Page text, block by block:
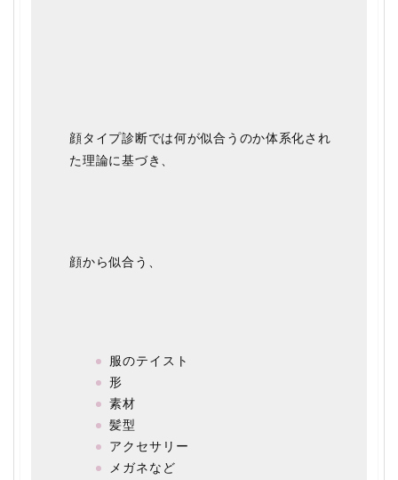
顔タイプ診断では何が似合うのか体系化され
た理論に基づき、
顔から似合う、
服のテイスト
形
素材
髪型
アクセサリー
メガネなど